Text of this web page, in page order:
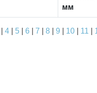
мм
4| 5| 6 7 8| 9 10| 11